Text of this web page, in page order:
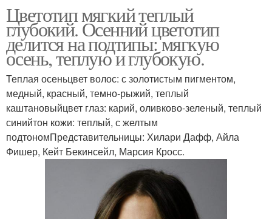
Цветотип мягкий теплый
глубокий. Осенний цветотип
делится на подтипы: мягкую
осень, теплую и глубокую.
Теплая осеньцвет волос: с золотистым пигментом,
медный, красный, темно-рыжий, теплый
каштановыйцвет глаз: карий, оливково-зеленый, теплый
синийтон кожи: теплый, с желтым
подтономПредставительницы: Хилари Дафф, Айла
Фишер, Кейт Бекинсейл, Марсия Кросс.